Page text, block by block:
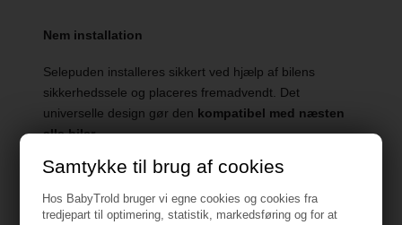
Samtykke til brug af cookies
Hos BabyTrold bruger vi egne cookies og cookies fra
tredjepart til optimering, statistik, markedsføring og for at
Nem installation
Selepuden installeres sikkert ved hjælp af bilens
sikkerhedssele og placeres fremadvendt. Det
universelle design gør den kompatibel med næsten
alle biler.